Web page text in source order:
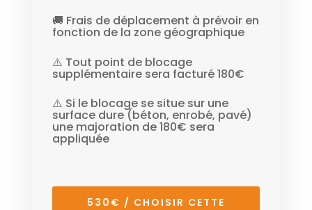
🚚 Frais de déplacement à prévoir en
fonction de la zone géographique
⚠️ Tout point de blocage
supplémentaire sera facturé 180€
⚠️ Si le blocage se situe sur une
surface dure (béton, enrobé, pavé)
une majoration de 180€ sera
appliquée
530€ / CHOISIR CETTE